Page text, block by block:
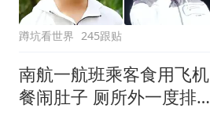
蹲坑看世界 245跟贴
南航一航班乘客食用飞机
餐闹肚子 厕所外一度排长